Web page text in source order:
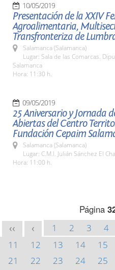
10/05/2019
Presentación de la XXIV
Agroalimentaria,
Transfronteriza de
Salamanca (Salamanca)
Lugar: Sala de las Comarcas.
Salamanca
Hora: 11:30 h.
09/05/2019
25 Aniversario y Jornada
Abiertas del Centro
Fundación Cepaim
Salamanca (Salamanca)
Lugar: C.M.I. Julián Sánchez El
Hora: 11:00 h.
Página
<< < 1 2 3 4
11
12 13 14 15
21
22 23 24 25